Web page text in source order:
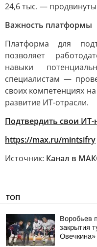
24,6 тыс. —
Важность платформы
Платформа для
позволяет
навыки
специалистам —
своих компетенциях
развитие ИТ-отрасли.
Подтвердить свои
https://max.ru/mintsifry
Источник: Канал в
ТОП
Воробьев
закрытия
Овечкина»